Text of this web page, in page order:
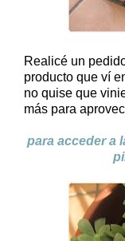
Realicé un
producto que ví
no quise que
más para
para acceder a